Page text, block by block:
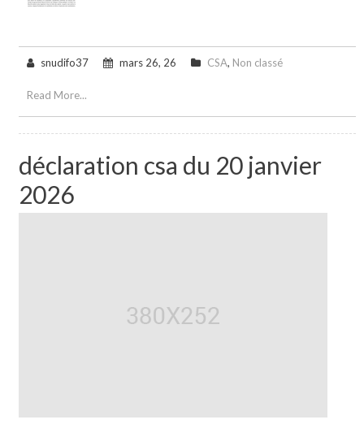
snudifo37 mars 26, 26 CSA, Non classé
Read More...
déclaration csa du 20 janvier
2026